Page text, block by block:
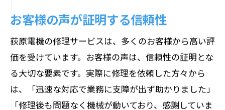
定期メンテナンスで故障予防
プロフェッショナルによる精密修理
最新技術を取り入れた修理方法
お客様ごとのカスタマイズ対応
修理履歴の管理で安心
保証付きの修理サービス
お客様の声が証明する信頼性
荻原電機の修理サービスは、多くのお客様から高い評
価を受けています。お客様の声は、信頼性の証明とな
る大切な要素です。実際に修理を依頼した方々から
は、「迅速な対応で業務に支障が出ず助かりました」
「修理後も問題なく機械が動いており、感謝していま